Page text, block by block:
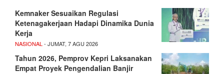
Kemnaker Sesuaikan Regulasi
Ketenagakerjaan Hadapi Dinamika Dunia
Kerja
NASIONAL- JUMAT, 7 AGU 2026
Tahun 2026, Pemprov Kepri Laksanakan
Empat Proyek Pengendalian Banjir